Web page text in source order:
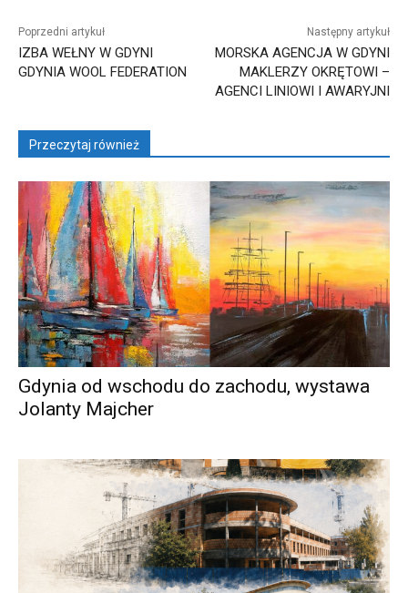
Poprzedni artykuł
IZBA WEŁNY W GDYNI
GDYNIA WOOL FEDERATION
Następny artykuł
MORSKA AGENCJA W GDYNI
MAKLERZY OKRĘTOWI –
AGENCI LINIOWI I AWARYJNI
Przeczytaj również
Gdynia od wschodu do zachodu, wystawa
Jolanty Majcher